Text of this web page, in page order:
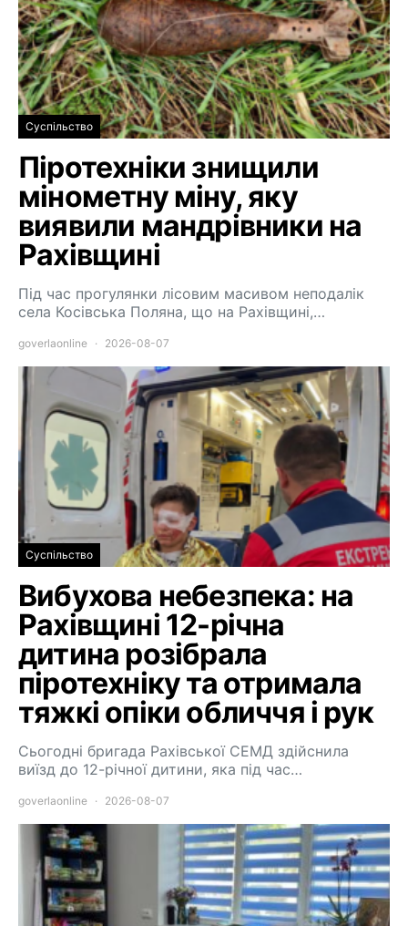
Суспільство
Піротехніки знищили
мінометну міну, яку
виявили мандрівники на
Рахівщині
Під час прогулянки лісовим масивом неподалік
села Косівська Поляна, що на Рахівщині,…
goverlaonline 2026-08-07
Суспільство
Вибухова небезпека: на
Рахівщині 12-річна
дитина розібрала
піротехніку та отримала
тяжкі опіки обличчя і рук
Сьогодні бригада Рахівської СЕМД здійснила
виїзд до 12-річної дитини, яка під час…
goverlaonline 2026-08-07